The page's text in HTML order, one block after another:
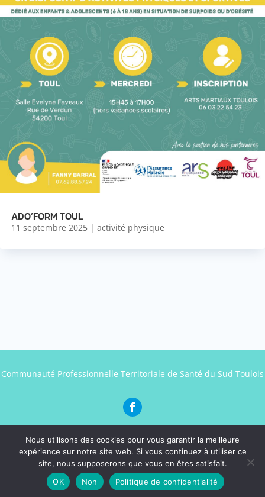
ADO’FORM TOUL
11 septembre 2025 | activité physique
Communauté Professionnelle Territoriale de Santé du Sud Toulois
Mentions légales–Politique de confidentialité– site
réalisé parSur les Toits
Nous utilisons des cookies pour vous garantir la meilleure
expérience sur notre site web. Si vous continuez à utiliser ce
site, nous supposerons que vous en êtes satisfait.
OK
Non Politique de confidentialité